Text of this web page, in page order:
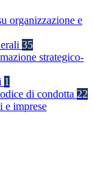
organizzazione e
35
strategico-
1
di condotta 22
e imprese